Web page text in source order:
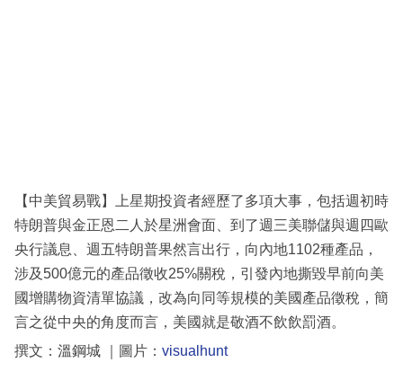
區
【中美貿易戰】上星期投資者經歷了多項大事，包括週初時
特朗普與金正恩二人於星洲會面、到了週三美聯儲與週四歐
央行議息、週五特朗普果然言出行，向內地1102種產品，
涉及500億元的產品徵收25%關稅，引發內地撕毀早前向美
國增購物資清單協議，改為向同等規模的美國產品徵稅，簡
言之從中央的角度而言，美國就是敬酒不飲飲罰酒。
撰文：溫鋼城 ｜圖片： visualhunt